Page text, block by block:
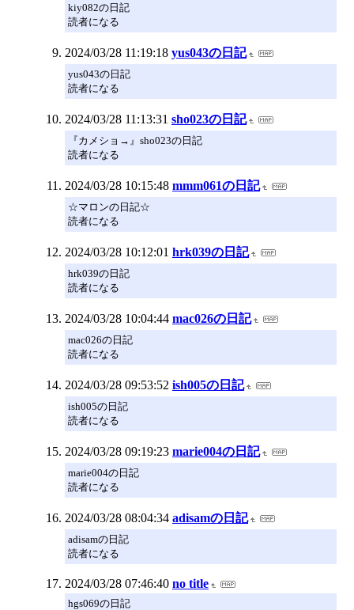
kiy082の日記
読者になる
2024/03/28 11:19:18 yus043の日記
yus043の日記
読者になる
2024/03/28 11:13:31 sho023の日記
『カメショ→』sho023の日記
読者になる
2024/03/28 10:15:48 mmm061の日記
☆マロンの日記☆
読者になる
2024/03/28 10:12:01 hrk039の日記
hrk039の日記
読者になる
2024/03/28 10:04:44 mac026の日記
mac026の日記
読者になる
2024/03/28 09:53:52 ish005の日記
ish005の日記
読者になる
2024/03/28 09:19:23 marie004の日記
marie004の日記
読者になる
2024/03/28 08:04:34 adisamの日記
adisamの日記
読者になる
2024/03/28 07:46:40 no title
hgs069の日記